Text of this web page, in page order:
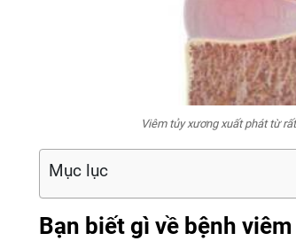
Viêm tủy xương xuất phát từ
Mục lục
Bạn biết gì về bệnh